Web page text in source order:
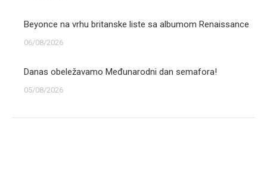
Beyonce na vrhu britanske liste sa albumom Renaissance
06/08/2026
Danas obeležavamo Međunarodni dan semafora!
05/08/2026